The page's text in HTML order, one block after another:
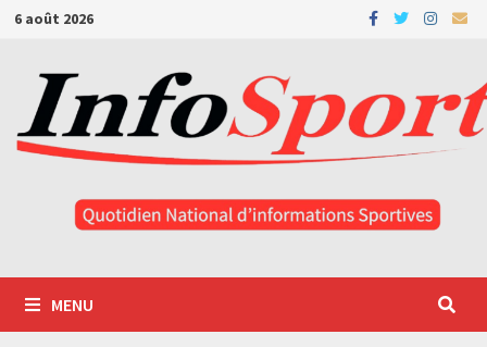
Passer
contenu
6 août 2026
MENU